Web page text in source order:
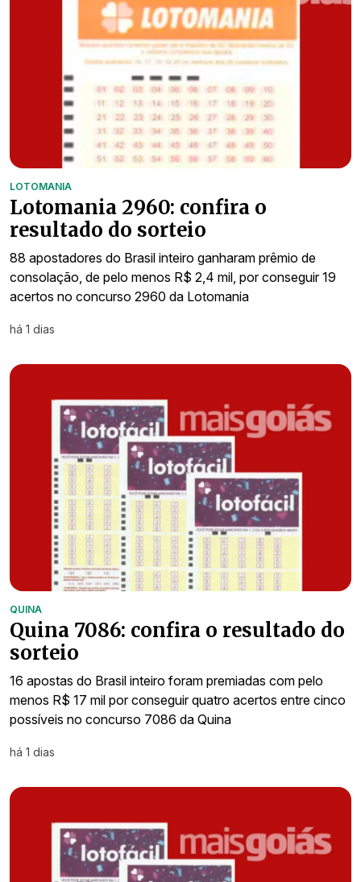
LOTOMANIA
Lotomania 2960: confira o
resultado do sorteio
88 apostadores do Brasil inteiro ganharam prêmio de
consolação, de pelo menos R$ 2,4 mil, por conseguir 19
acertos no concurso 2960 da Lotomania
há 1 dias
QUINA
Quina 7086: confira o resultado do
sorteio
16 apostas do Brasil inteiro foram premiadas com pelo
menos R$ 17 mil por conseguir quatro acertos entre cinco
possíveis no concurso 7086 da Quina
há 1 dias